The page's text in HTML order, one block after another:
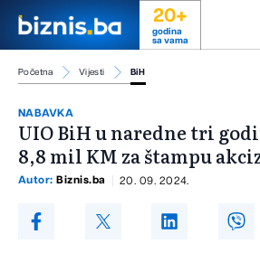
20+
godina
sa vama
Početna Vijesti BiH
NABAVKA
UIO BiH u naredne tri
8,8 mil KM za štampu
Autor: Biznis.ba 20. 09. 2024.